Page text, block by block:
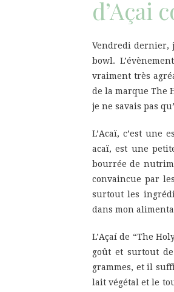
d’Açai
Vendredi dernier,
bowl.
vraiment très
de la marque The
je ne savais pas
L’Acaï, c’est une
acaï, est une
bourrée de
convaincue par
surtout les
dans mon
L’Açaí de “The
goût et surtout
grammes, et il
lait végétal et le